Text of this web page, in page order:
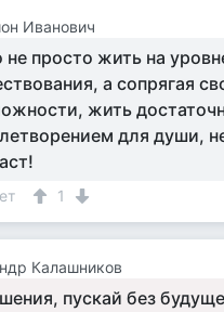
Иванович
не просто жить на
а сопрягая
жить
для души,
1
Калашников
пускай без